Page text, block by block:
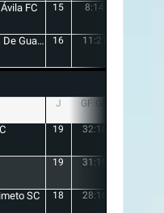
FC 15 8:14
Mineros De Guayana 16 11:21
J GF:GC
19 32:18
19 31:19
SC 18 28:16